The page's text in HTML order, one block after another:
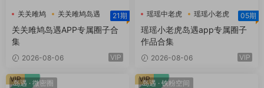
关关雎鸠 关关雎鸠岛遇 21期
关关雎鸠岛遇APP专属圈子合
集
2026-08-06 VIP
瑶瑶中老虎
瑶瑶小老虎
瑶瑶小老虎岛遇
05期
瑶瑶小老虎岛遇app专属圈子
作品合集
2026-08-06 VIP
岛遇 · 微密圈
VIP 岛遇 · 铁粉空间
VIP